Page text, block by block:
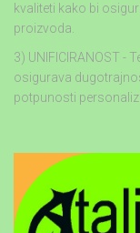
kvaliteti kako bi
proizvoda.
3) UNIFICIRANOST -
osigurava
potpunosti